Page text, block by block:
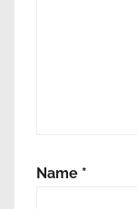
Name *